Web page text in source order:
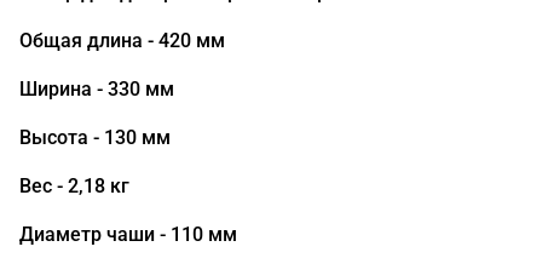
Общая длина - 420 мм
Ширина - 330 мм
Высота - 130 мм
Вес - 2,18 кг
Диаметр чаши - 110 мм